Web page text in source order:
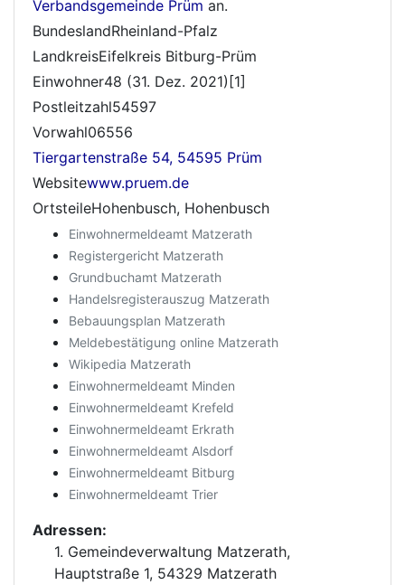
Verbandsgemeinde Prüm an.
BundeslandRheinland-Pfalz
LandkreisEifelkreis Bitburg-Prüm
Einwohner48 (31. Dez. 2021)[1]
Postleitzahl54597
Vorwahl06556
Tiergartenstraße 54, 54595 Prüm
Websitewww.pruem.de
OrtsteileHohenbusch, Hohenbusch
Einwohnermeldeamt Matzerath
Registergericht Matzerath
Grundbuchamt Matzerath
Handelsregisterauszug Matzerath
Bebauungsplan Matzerath
Meldebestätigung online Matzerath
Wikipedia Matzerath
Einwohnermeldeamt Minden
Einwohnermeldeamt Krefeld
Einwohnermeldeamt Erkrath
Einwohnermeldeamt Alsdorf
Einwohnermeldeamt Bitburg
Einwohnermeldeamt Trier
Adressen:
1. Gemeindeverwaltung Matzerath,
Hauptstraße 1, 54329 Matzerath